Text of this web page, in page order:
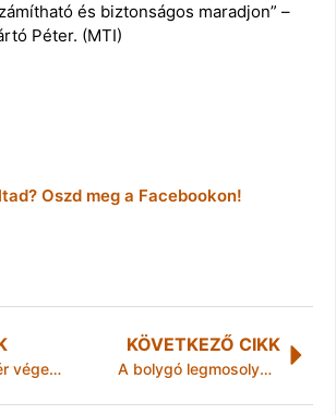
és biztonságos maradjon” –
Péter. (MTI)
Oszd meg a Facebookon!
Zivatarokkal ér véget a nyár
KÖVETKEZŐ CIKK
A bolygó legmosolygósabb gitárosa Pécsre érkezik!